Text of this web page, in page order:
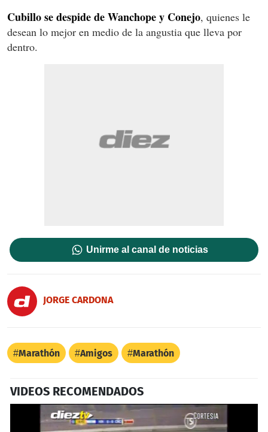
Cubillo se despide de Wanchope y Conejo, quienes le
desean lo mejor en medio de la angustia que lleva por
dentro.
Unirme al canal de noticias
JORGE CARDONA
Marathón Amigos Marathón
VIDEOS RECOMENDADOS